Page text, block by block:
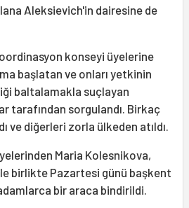
Aleksievich'in dairesine de
konseyi üyelerine
başlatan ve onları yetkinin
baltalamakla suçlayan
tarafından sorgulandı. Birkaç
ve diğerleri zorla ülkeden atıldı.
Maria Kolesnikova,
birlikte Pazartesi günü başkent
bir araca bindirildi.